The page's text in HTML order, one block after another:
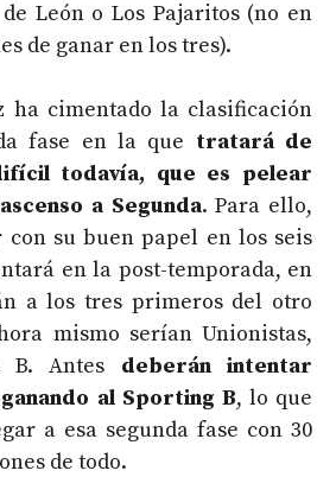
León o Los Pajaritos (no en
de ganar en los tres).
ha cimentado la clasificación
fase en la que tratará de
todavía, que es pelear
a Segunda. Para ello,
su buen papel en los seis
en la post-temporada, en
a los tres primeros del otro
mismo serían Unionistas,
B. Antes deberán intentar
al Sporting B, lo que
a esa segunda fase con 30
de todo.